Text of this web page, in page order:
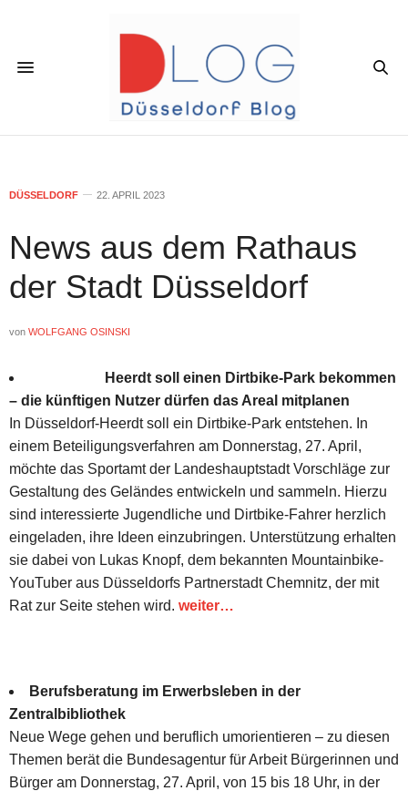
DÜSSELDORF 22. APRIL 2023
News aus dem Rathaus
der Stadt Düsseldorf
von WOLFGANG OSINSKI
Heerdt soll einen Dirtbike-Park bekommen
– die künftigen Nutzer dürfen das Areal mitplanen
In Düsseldorf-Heerdt soll ein Dirtbike-Park entstehen. In
einem Beteiligungsverfahren am Donnerstag, 27. April,
möchte das Sportamt der Landeshauptstadt Vorschläge zur
Gestaltung des Geländes entwickeln und sammeln. Hierzu
sind interessierte Jugendliche und Dirtbike-Fahrer herzlich
eingeladen, ihre Ideen einzubringen. Unterstützung erhalten
sie dabei von Lukas Knopf, dem bekannten Mountainbike-
YouTuber aus Düsseldorfs Partnerstadt Chemnitz, der mit
Rat zur Seite stehen wird. weiter…
Berufsberatung im Erwerbsleben in der
Zentralbibliothek
Neue Wege gehen und beruflich umorientieren – zu diesen
Themen berät die Bundesagentur für Arbeit Bürgerinnen und
Bürger am Donnerstag, 27. April, von 15 bis 18 Uhr, in der